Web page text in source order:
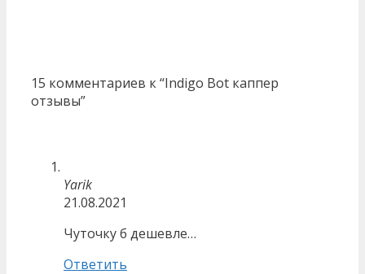
15 комментариев к “Indigo Bot каппер
отзывы”
Yarik
21.08.2021
Чуточку б дешевле…
Ответить